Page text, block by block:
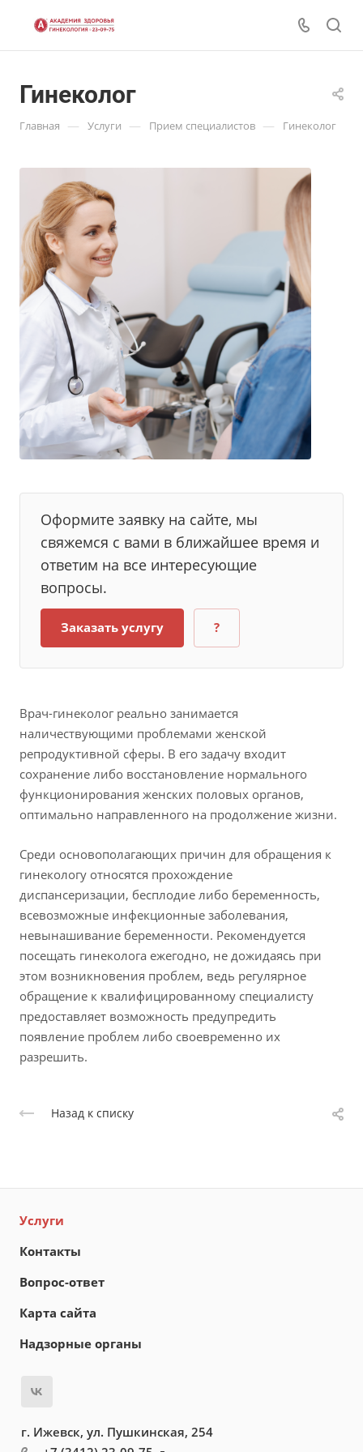
Гинеколог
Главная — Услуги — Прием специалистов — Гинеколог
Оформите заявку на сайте, мы
свяжемся с вами в ближайшее время и
ответим на все интересующие
вопросы.
Заказать услугу ?
Врач-гинеколог реально занимается
наличествующими проблемами женской
репродуктивной сферы. В его задачу входит
сохранение либо восстановление нормального
функционирования женских половых органов,
оптимально направленного на продолжение жизни.
Среди основополагающих причин для обращения к
гинекологу относятся прохождение
диспансеризации, бесплодие либо беременность,
всевозможные инфекционные заболевания,
невынашивание беременности. Рекомендуется
посещать гинеколога ежегодно, не дожидаясь при
этом возникновения проблем, ведь регулярное
обращение к квалифицированному специалисту
предоставляет возможность предупредить
появление проблем либо своевременно их
разрешить.
Назад к списку
Услуги
Контакты
Вопрос-ответ
Карта сайта
Надзорные органы
г. Ижевск, ул. Пушкинская, 254